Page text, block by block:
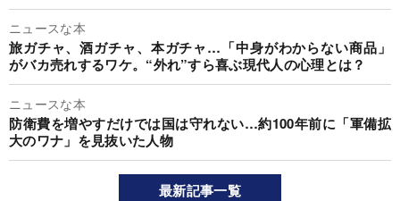
ニュースな本
旅ガチャ、酒ガチャ、本ガチャ…「中身がわからない商品」
がバカ売れするワケ。“外れ”すら喜ぶ現代人の心理とは？
ニュースな本
防衛費を増やすだけでは国は守れない…約100年前に「軍備拡
大のワナ」を見抜いた人物
最新記事一覧